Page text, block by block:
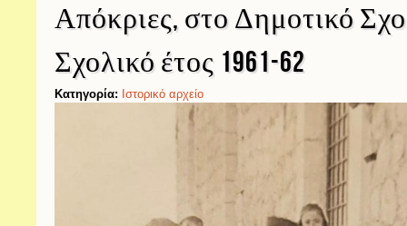
Απόκριες, στο Δημοτικό
Σχολικό έτος 1961-62
Κατηγορία: Ιστορικό αρχείο